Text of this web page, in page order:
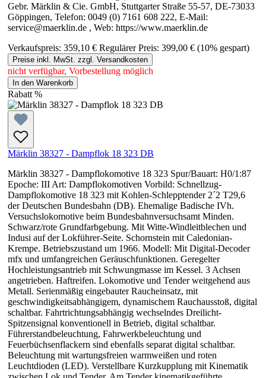
Gebr. Märklin & Cie. GmbH, Stuttgarter Straße 55-57, DE-73033
Göppingen, Telefon: 0049 (0) 7161 608 222, E-Mail:
service@maerklin.de , Web: https://www.maerklin.de
Verkaufspreis: 359,10 € Regulärer Preis: 399,00 € (10% gespart)
Preise inkl. MwSt. zzgl. Versandkosten
nicht verfügbar, Vorbestellung möglich
In den Warenkorb
Rabatt %
Märklin 38327 - Dampflok 18 323 DB
Märklin 38327 - Dampflokomotive 18 323 Spur/Bauart: H0/1:87
Epoche: III Art: Dampflokomotiven Vorbild: Schnellzug-
Dampflokomotive 18 323 mit Kohlen-Schlepptender 2´2 T29,6
der Deutschen Bundesbahn (DB). Ehemalige Badische IVh.
Versuchslokomotive beim Bundesbahnversuchsamt Minden.
Schwarz/rote Grundfarbgebung. Mit Witte-Windleitblechen und
Indusi auf der Lokführer-Seite. Schornstein mit Caledonian-
Krempe. Betriebszustand um 1966. Modell: Mit Digital-Decoder
mfx und umfangreichen Geräuschfunktionen. Geregelter
Hochleistungsantrieb mit Schwungmasse im Kessel. 3 Achsen
angetrieben. Haftreifen. Lokomotive und Tender weitgehend aus
Metall. Serienmäßig eingebauter Raucheinsatz, mit
geschwindigkeitsabhängigem, dynamischem Rauchausstoß, digital
schaltbar. Fahrtrichtungsabhängig wechselndes Dreilicht-
Spitzensignal konventionell in Betrieb, digital schaltbar.
Führerstandbeleuchtung, Fahrwerkbeleuchtung und
Feuerbüchsenflackern sind ebenfalls separat digital schaltbar.
Beleuchtung mit wartungsfreien warmweißen und roten
Leuchtdioden (LED). Verstellbare Kurzkupplung mit Kinematik